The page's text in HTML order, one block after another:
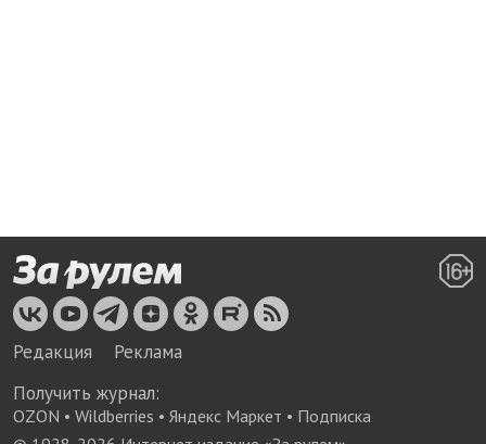
Редакция
Реклама
Получить журнал:
OZON • Wildberries • Яндекс Маркет • Подписка